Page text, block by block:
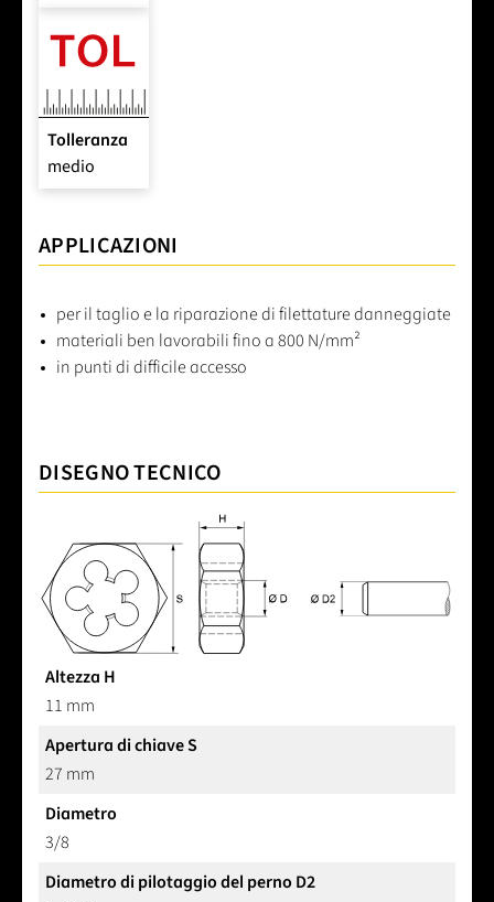
Tolleranza
medio
APPLICAZIONI
per il taglio e la riparazione di filettature danneggiate
materiali ben lavorabili fino a 800 N/mm²
in punti di difficile accesso
DISEGNO TECNICO
Altezza H
11 mm
Apertura di chiave S
27 mm
Diametro
3/8
Diametro di pilotaggio del perno D2